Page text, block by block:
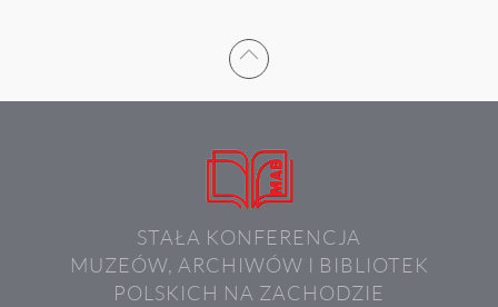
STAŁA KONFERENCJA
MUZEÓW, ARCHIWÓW I BIBLIOTEK
POLSKICH NA ZACHODZIE